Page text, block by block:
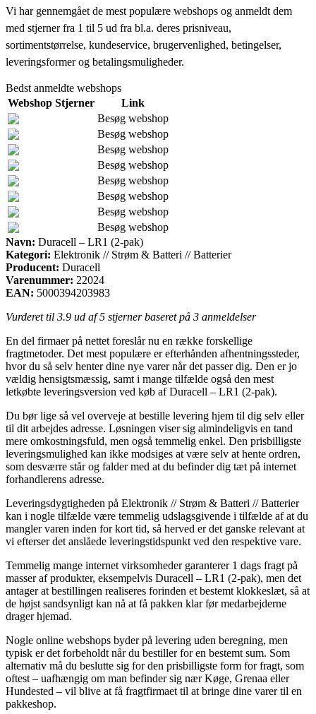
Vi har gennemgået de mest populære webshops og anmeldt dem
med stjerner fra 1 til 5 ud fra bl.a. deres prisniveau,
sortimentstørrelse, kundeservice, brugervenlighed, betingelser,
leveringsformer og betalingsmuligheder.
Bedst anmeldte webshops
Webshop Stjerner
Link
Besøg webshop
Besøg webshop
Besøg webshop
Besøg webshop
Besøg webshop
Besøg webshop
Besøg webshop
Besøg webshop
Navn: Duracell – LR1 (2-pak)
Kategori: Elektronik // Strøm & Batteri // Batterier
Producent: Duracell
Varenummer: 22024
EAN: 5000394203983
Vurderet til 3.9 ud af 5 stjerner baseret på 3 anmeldelser
En del firmaer på nettet foreslår nu en række forskellige
fragtmetoder. Det mest populære er efterhånden afhentningssteder,
hvor du så selv henter dine nye varer når det passer dig. Den er jo
vældig hensigtsmæssig, samt i mange tilfælde også den mest
letkøbte leveringsversion ved køb af Duracell – LR1 (2-pak).
Du bør lige så vel overveje at bestille levering hjem til dig selv eller
til dit arbejdes adresse. Løsningen viser sig almindeligvis en tand
mere omkostningsfuld, men også temmelig enkel. Den prisbilligste
leveringsmulighed kan ikke modsiges at være selv at hente ordren,
som desværre står og falder med at du befinder dig tæt på internet
forhandlerens adresse.
Leveringsdygtigheden på Elektronik // Strøm & Batteri // Batterier
kan i nogle tilfælde være temmelig udslagsgivende i tilfælde af at du
mangler varen inden for kort tid, så herved er det ganske relevant at
vi efterser det anslåede leveringstidspunkt ved den respektive vare.
Temmelig mange internet virksomheder garanterer 1 dags fragt på
masser af produkter, eksempelvis Duracell – LR1 (2-pak), men det
antager at bestillingen realiseres forinden et bestemt klokkeslæt, så at
de højst sandsynligt kan nå at få pakken klar før medarbejderne
drager hjemad.
Nogle online webshops byder på levering uden beregning, men
typisk er det forbeholdt når du bestiller for en bestemt sum. Som
alternativ må du beslutte sig for den prisbilligste form for fragt, som
oftest – uafhængig om man befinder sig nær Køge, Grenaa eller
Hundested – vil blive at få fragtfirmaet til at bringe dine varer til en
pakkeshop.